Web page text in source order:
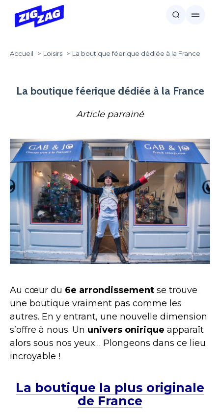
Accueil Loisirs La boutique féerique dédiée à la France
La boutique féerique dédiée à la France
Article parrainé
Au cœur du 6e arrondissement se trouve
une boutique vraiment pas comme les
autres. En y entrant, une nouvelle dimension
s’offre à nous. Un univers onirique apparaît
alors sous nos yeux… Plongeons dans ce lieu
incroyable !
La boutique la plus originale
de France